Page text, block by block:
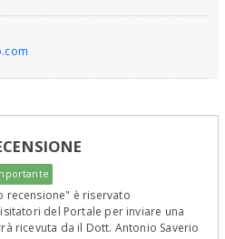
recensione" è riservato
del Portale per inviare una
ricevuta da il Dott. Antonio Saverio